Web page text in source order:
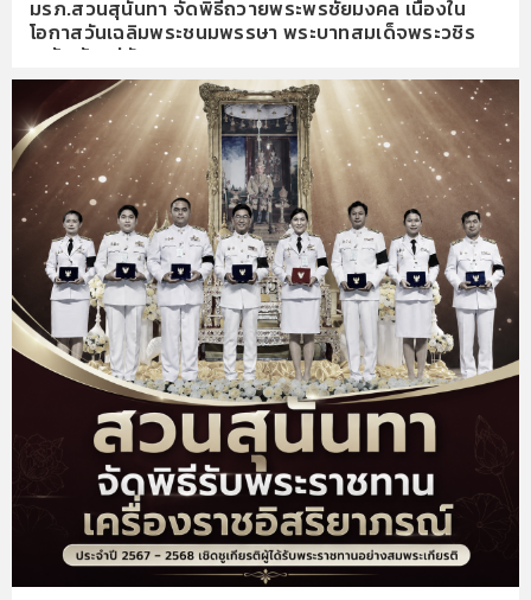
มรภ.สวนสุนันทา จัดพิธีถวายพระพรชัยมงคล เนื่องใน
โอกาสวันเฉลิมพระชนมพรรษา พระบาทสมเด็จพระวชิร
เกล้าเจ้าอยู่หัว